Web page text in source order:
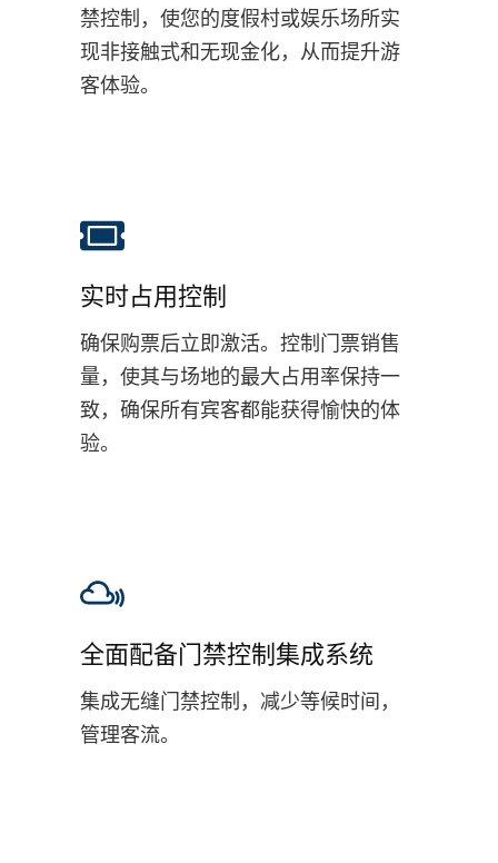
禁控制，使您的度假村或娱乐场所实
现非接触式和无现金化，从而提升游
客体验。
实时占用控制
确保购票后立即激活。控制门票销售
量，使其与场地的最大占用率保持一
致，确保所有宾客都能获得愉快的体
验。
全面配备门禁控制集成系统
集成无缝门禁控制，减少等候时间，
管理客流。